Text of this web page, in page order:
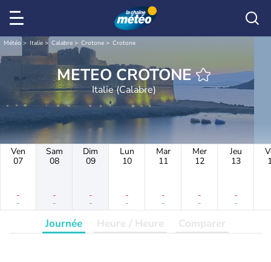
Météo Italie Calabre Crotone Crotone
METEO CROTONE
Italie (Calabre)
Ven
07
-
-
Sam
08
-
-
Dim
09
-
-
Lun
10
-
-
Mar
11
-
-
Mer
12
-
-
Jeu
13
-
-
Journée Heure / Heure Comparer